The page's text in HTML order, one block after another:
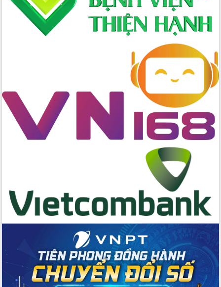
Thứ trưởng Bộ Y tế làm việc với tỉnh
Đắk Lắk về phát triển nhân lực y tế
cho trạm y tế cấp xã
Đoàn đại biểu Quốc hội tỉnh Đắk Lắk
trao đổi thông tin trước Kỳ họp thứ
nhất, Quốc hội khóa XVI
Quyết liệt cải cách hành chính, khơi
thông nguồn lực phát triển
Phó Chủ tịch Thường trực UBND tỉnh
Hồ Thị Nguyên Thảo làm việc tại Trung
tâm Phục vụ hành chính công xã Ea
Phê
Xây dựng nền hành chính số đồng
hành cùng nông dân dân, doanh nghiệp
Giai đoạn 2026-2030, Đắk Lắk phấn
đấu có 77% xã đạt chuẩn nông thôn
mới